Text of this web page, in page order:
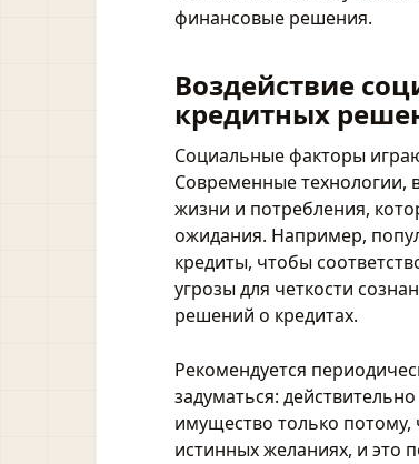
финансовые решения.
Воздействие
кредитных
Социальные факторы
Современные технологии,
жизни и потребления,
ожидания. Например,
кредиты, чтобы
угрозы для четкости
решений о кредитах.
Рекомендуется
задуматься:
имущество только потому,
истинных желаниях, и это